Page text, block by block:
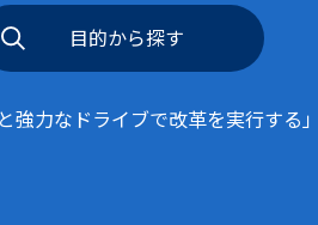
目的から探す
強力なドライブで改革を実行する